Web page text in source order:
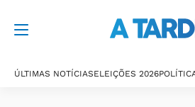
ÚLTIMAS NOTÍCIASELEIÇÕES 2026